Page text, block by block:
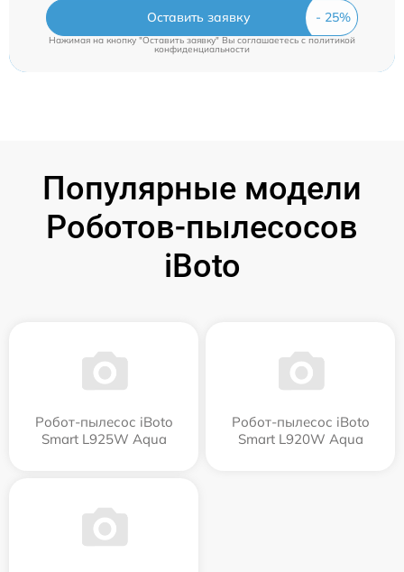
Оставить заявку
Нажимая на кнопку "Оставить заявку" Вы соглашаетесь c политикой
конфиденциальности
Популярные модели
Роботов-пылесосов
iBoto
Робот-пылесос iBoto
Smart L925W Aqua
Робот-пылесос iBoto
Smart L920W Aqua